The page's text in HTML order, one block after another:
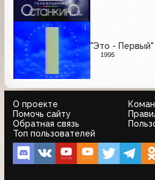
"Это - Первый"
1995
О проекте
Помочь сайту
Обратная связь
Топ пользователей